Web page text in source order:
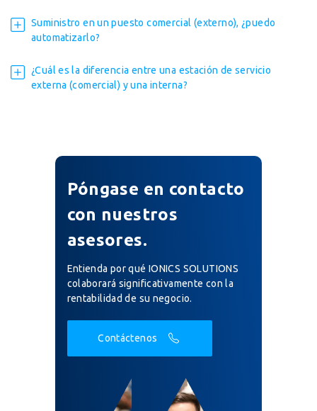
Suministro en un puesto comercial (externo), ¿puedo
automatizarlo?
¿Cuál es la diferencia entre una estación de servicio
externa (comercial) y una interna?
Póngase en contacto
con nuestros
asesores.
Entienda por qué IONICS SOLUTIONS
colaborará significativamente con la
rentabilidad de su negocio.
Contáctenos